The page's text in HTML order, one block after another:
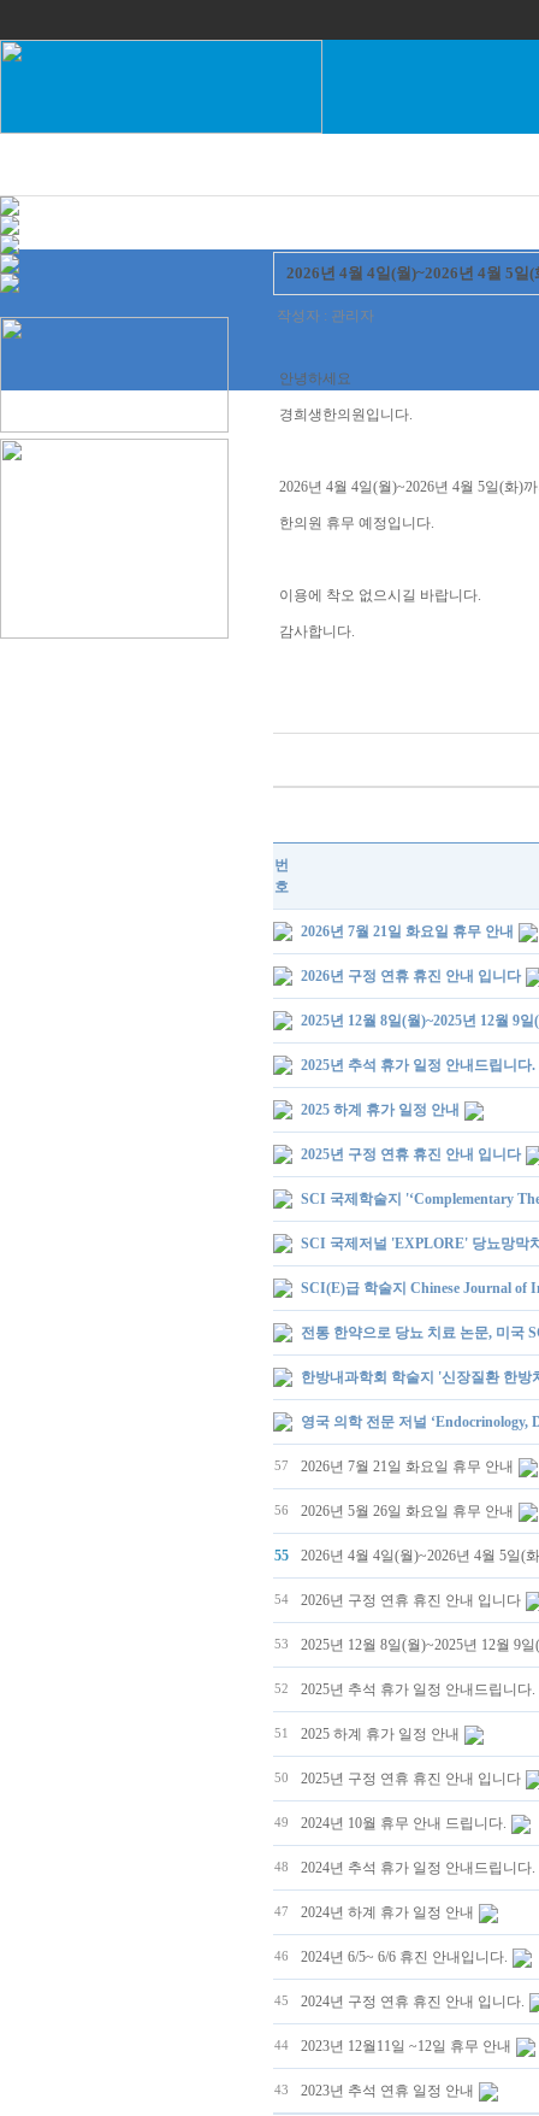
2026년 4월 4일(월)~2026년 4월 5일(
작성자 : 관리자
안녕하세요
경희생한의원입니다.
2026년 4월 4일(월)~2026년 4월 5일(화)
한의원 휴무 예정입니다.
이용에 착오 없으시길 바랍니다.
감사합니다.
번
호
2026년 7월 21일 화요일 휴무 안내
2026년 구정 연휴 휴진 안내 입니다
2025년 12월 8일(월)~2025년 12월 9
2025년 추석 휴가 일정 안내드립니다.
2025 하계 휴가 일정 안내
2025년 구정 연휴 휴진 안내 입니다
SCI 국제학술지 '‘Complementary
SCI 국제저널 'EXPLORE' 당뇨망막
SCI(E)급 학술지 Chinese Journal of
전통 한약으로 당뇨 치료 논문, 미국
한방내과학회 학술지 '신장질환 한방
영국 의학 전문 저널 ‘Endocrinology,
57 2026년 7월 21일 화요일 휴무 안내
56 2026년 5월 26일 화요일 휴무 안내
55 2026년 4월 4일(월)~2026년 4월 5일(
54 2026년 구정 연휴 휴진 안내 입니다
53 2025년 12월 8일(월)~2025년 12월 9
52 2025년 추석 휴가 일정 안내드립니다.
51 2025 하계 휴가 일정 안내
50 2025년 구정 연휴 휴진 안내 입니다
49 2024년 10월 휴무 안내 드립니다.
48 2024년 추석 휴가 일정 안내드립니다.
47 2024년 하계 휴가 일정 안내
46 2024년 6/5~ 6/6 휴진 안내입니다.
45 2024년 구정 연휴 휴진 안내 입니다.
44 2023년 12월11일 ~12일 휴무 안내
43 2023년 추석 연휴 일정 안내